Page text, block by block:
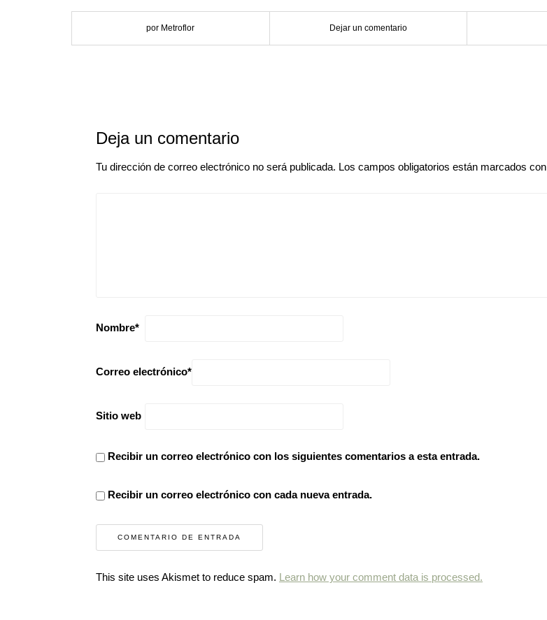
por Metroflor Dejar un comentario
Deja un comentario
Tu dirección de correo electrónico no será publicada. Los campos obligatorios están marcados con
Nombre*
Correo electrónico*
Sitio web
Recibir un correo electrónico con los siguientes comentarios a esta entrada.
Recibir un correo electrónico con cada nueva entrada.
This site uses Akismet to reduce spam. Learn how your comment data is processed.